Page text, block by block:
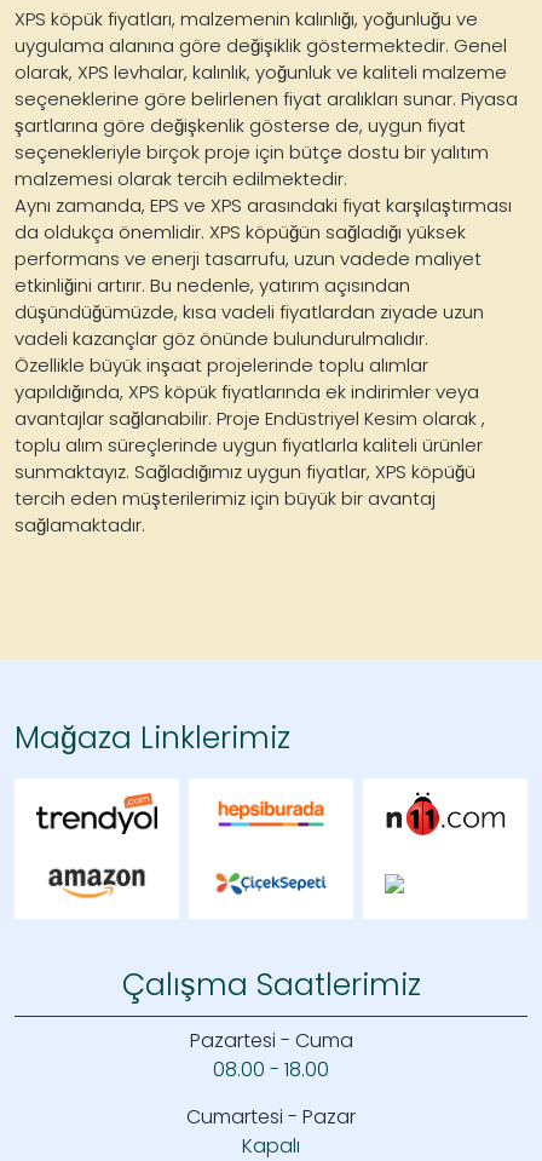
XPS köpük fiyatları, malzemenin kalınlığı, yoğunluğu ve
uygulama alanına göre değişiklik göstermektedir. Genel
olarak, XPS levhalar, kalınlık, yoğunluk ve kaliteli malzeme
seçeneklerine göre belirlenen fiyat aralıkları sunar. Piyasa
şartlarına göre değişkenlik gösterse de, uygun fiyat
seçenekleriyle birçok proje için bütçe dostu bir yalıtım
malzemesi olarak tercih edilmektedir.
Aynı zamanda, EPS ve XPS arasındaki fiyat karşılaştırması
da oldukça önemlidir. XPS köpüğün sağladığı yüksek
performans ve enerji tasarrufu, uzun vadede maliyet
etkinliğini artırır. Bu nedenle, yatırım açısından
düşündüğümüzde, kısa vadeli fiyatlardan ziyade uzun
vadeli kazançlar göz önünde bulundurulmalıdır.
Özellikle büyük inşaat projelerinde toplu alımlar
yapıldığında, XPS köpük fiyatlarında ek indirimler veya
avantajlar sağlanabilir. Proje Endüstriyel Kesim olarak ,
toplu alım süreçlerinde uygun fiyatlarla kaliteli ürünler
sunmaktayız. Sağladığımız uygun fiyatlar, XPS köpüğü
tercih eden müşterilerimiz için büyük bir avantaj
sağlamaktadır.
Mağaza Linklerimiz
Çalışma Saatlerimiz
Pazartesi - Cuma
08.00 - 18.00
Cumartesi - Pazar
Kapalı